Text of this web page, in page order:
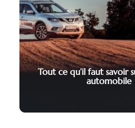
Tout ce qu’il faut savoir
automobile